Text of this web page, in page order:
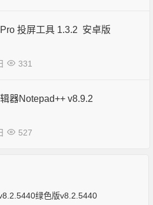
投屏工具 1.3.2 安卓版
331
器Notepad++ v8.9.2
527
绿色版v8.2.5440